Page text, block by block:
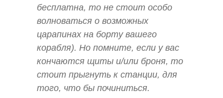
бесплатна, то не стоит особо
волноваться о возможных
царапинах на борту вашего
корабля). Но помните, если у вас
кончаются щиты и/или броня, то
стоит прыгнуть к станции, для
того, что бы починиться.